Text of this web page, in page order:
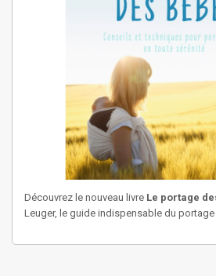
Découvrez le nouveau livre Le portage
Leuger, le guide indispensable du